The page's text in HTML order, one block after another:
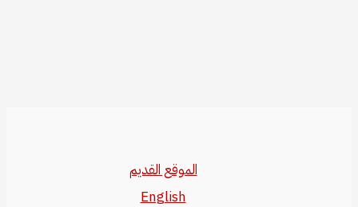
الموقع القديم
English